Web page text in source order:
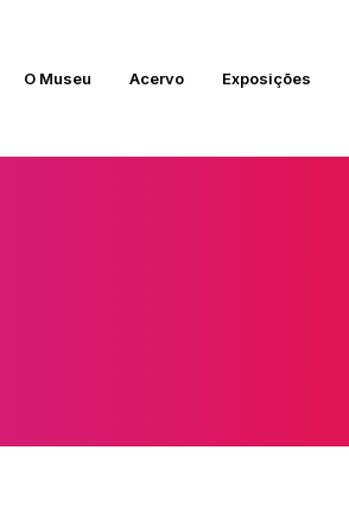
O Museu Acervo Exposições